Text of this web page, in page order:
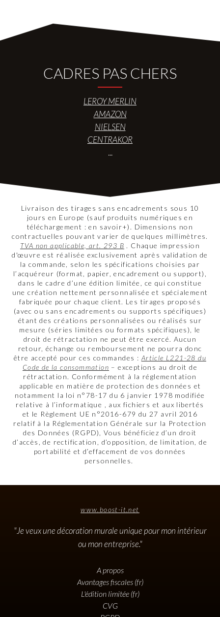
CADRES PAS CHERS
LEROY MERLIN
AMAZON
NIELSEN
CENTRAKOR
...
Livraison des tirages sans encadrements sous 10
jours en Europe (sauf produits numériques en
téléchargement : en savoir+). Dimensions non
contractuelles pouvant varier de quelques millimètres.
TVA non applicable, art. 293 B . Chaque impression
d'œuvre est réalisée exclusivement après validation de
la commande, selon les spécifications choisies par
l’acquéreur (format, papier, encadrement ou support),
dans le cadre d’une édition limitée, ce qui constitue
une création nettement personnalisée et spécialement
fabriquée pour chaque client. Les tirages proposés
(avec ou sans encadrements ou supports spécifiques)
étant des créations personnalisées ou réalisés sur
mesure (séries limitées ou formats spécifiques), le
droit de rétractation ne peut être exercé. Aucun
retour, échange ou remboursement ne pourra donc
être accepté pour ces commandes : Article L221-28 du
Code de la consommation – exceptions au droit de
rétractation. Conformément à la réglementation
applicable en matière de protection des données et
notamment la loi n°78-17 du 6 janvier 1978 modifiée
relative à l’informatique , aux fichiers et aux libertés
et le Règlement UE n°2016-679 du 27 avril 2016
relatif à la Réglementation Générale sur la Protection
des Données (RGPD), Vous bénéficiez d’un droit
d’accès, de rectification, d’opposition, de limitation, de
portabilité et d’effacement de vos données
personnelles.
www.boost-it.net
"Je veux une décoration murale unique pour mon intérieur
ou mon entreprise."
A propos
Avantages fiscales (fr)
L'édition limitée (fr)
CVG